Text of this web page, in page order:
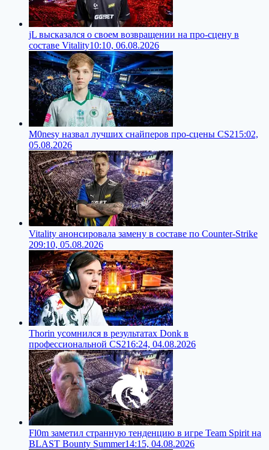
jL высказался о своем возвращении на про-сцену в
составе Vitality10:10, 06.08.2026
M0nesy назвал лучших снайперов про-сцены CS215:02,
05.08.2026
Vitality анонсировала замену в составе по Counter-Strike
209:10, 05.08.2026
Thorin усомнился в результатах Donk в
профессиональной CS216:24, 04.08.2026
Fl0m заметил странную тенденцию в игре Team Spirit на
BLAST Bounty Summer14:15, 04.08.2026